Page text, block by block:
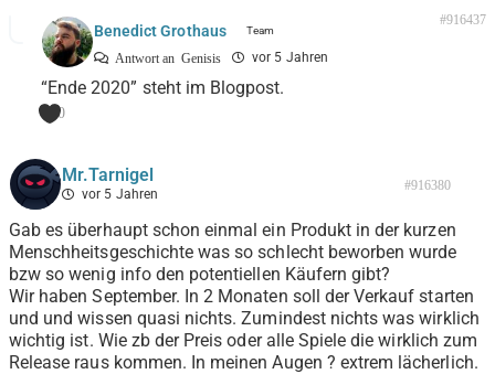
Benedict Grothaus
Antwort an Genisis vor 5 Jahren
#916437
“Ende 2020” steht im Blogpost.
0
Mr.Tarnigel
vor 5 Jahren
#916380
Gab es überhaupt schon einmal ein Produkt in der kurzen
Menschheitsgeschichte was so schlecht beworben wurde
bzw so wenig info den potentiellen Käufern gibt?
Wir haben September. In 2 Monaten soll der Verkauf starten
und und wissen quasi nichts. Zumindest nichts was wirklich
wichtig ist. Wie zb der Preis oder alle Spiele die wirklich zum
Release raus kommen. In meinen Augen ? extrem lächerlich.